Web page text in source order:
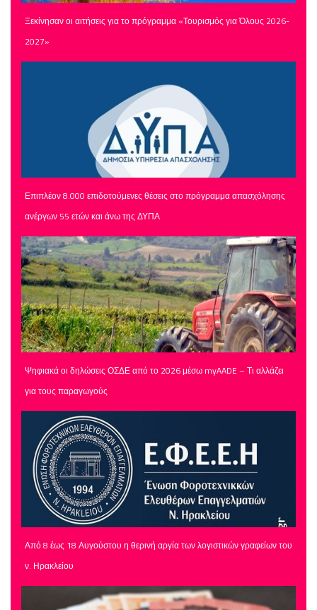
Ξεκίνησαν οι αιτήσεις για το πρόγραμμα «Τουρισμός για Όλους 2026-
2027»
Επιπλέον 8.000 επιδοτούμενες θέσεις στο πρόγραμμα απασχόλησης
ανέργων 55 ετών και άνω της ΔΥΠΑ
Ψηφιακά οι δηλώσεις ΟΣΔΕ από το 2026 μέσω myAADE – Τι αλλάζει
για τους παραγωγούς
Από 8 έως 18 Αυγούστου η θερινή αργία των λογιστικών γραφείων του
ν. Ηρακλείου